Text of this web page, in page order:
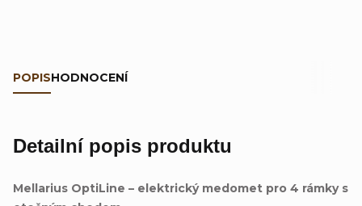
POPISHODNOCENÍ
Detailní popis produktu
Mellarius OptiLine – elektrický medomet pro 4 rámky s